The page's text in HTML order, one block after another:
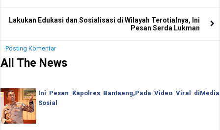
Lakukan Edukasi dan Sosialisasi di Wilayah Terotialnya, Ini
Pesan Serda Lukman
Posting Komentar
All The News
Ini Pesan Kapolres Bantaeng,Pada Video Viral diMedia
Sosial